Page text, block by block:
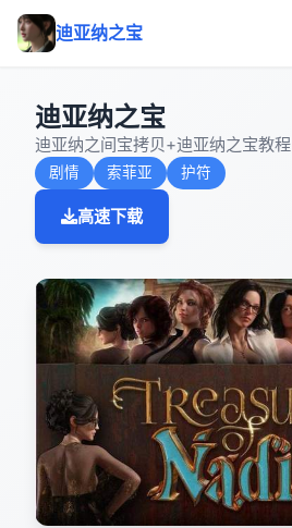
迪亚纳之宝
迪亚纳之宝
迪亚纳之间宝拷贝+迪亚纳之宝教程
剧情 索菲亚 护符
高速下载